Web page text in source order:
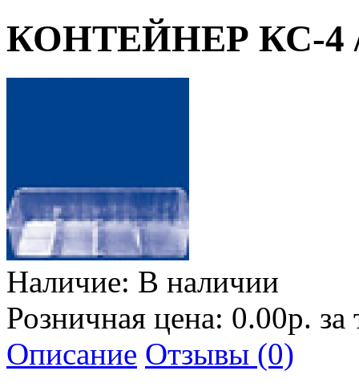
КОНТЕЙНЕР КС-4 /
Наличие: В наличии
Розничная цена: 0.00р.
Описание Отзывы (0)